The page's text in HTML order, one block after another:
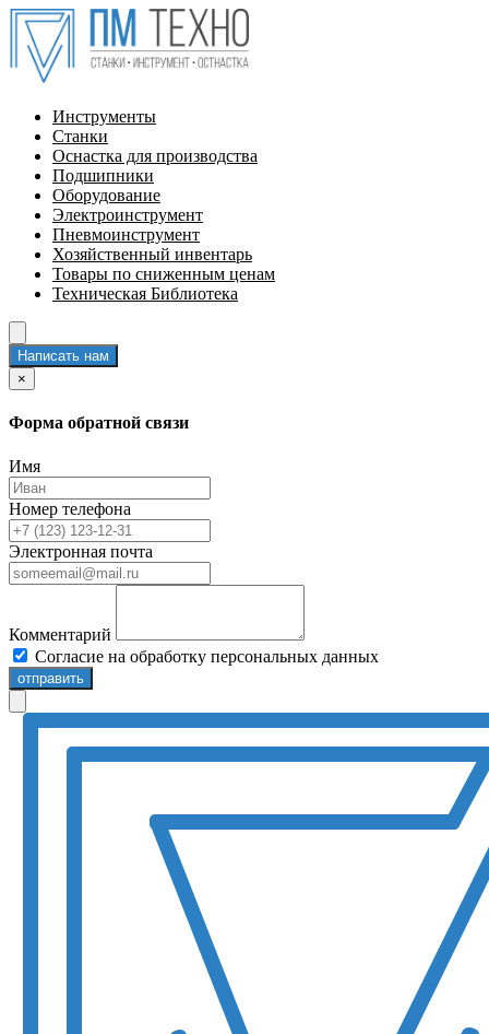
Инструменты
Станки
Оснастка для производства
Подшипники
Оборудование
Электроинструмент
Пневмоинструмент
Хозяйственный инвентарь
Товары по сниженным ценам
Техническая Библиотека
Написать нам
×
Форма обратной связи
Имя
Номер телефона
Электронная почта
Комментарий
Согласие на обработку персональных данных
отправить